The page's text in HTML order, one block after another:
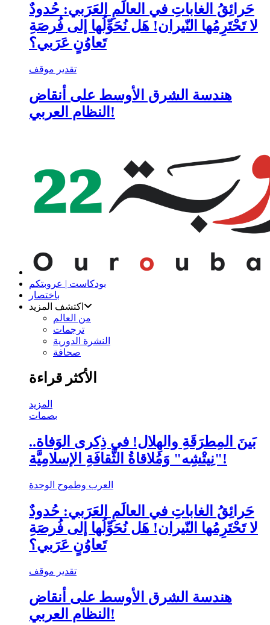
حَرائِقُ الغاباتِ في العالَمِ العَرَبي: حُدودٌ
لا تَحْتَرِمُها النّيران! هَل نُحَوِّلُها إلى فُرصَةِ
تَعاوُنٍ عَرَبي؟
تقدير موقف
هندسة الشرق الأوسط على أنقاض
النظام العربي!
بودكاست | عروبتكم
باختصار
اكتشف المزيد
من العالم
ترجمات
النشرة الدورية
صحافة
الأكثر قراءة
المزيد
بصمات
بَينَ المِطرَقَةِ والهِلال! في ذِكرى الوَفاة..
"نِيتْشِه" وَمُلاقاةُ الثَّقافَةِ الإسلامِيَّة!
العرب وطموح الوحدة
حَرائِقُ الغاباتِ في العالَمِ العَرَبي: حُدودٌ
لا تَحْتَرِمُها النّيران! هَل نُحَوِّلُها إلى فُرصَةِ
تَعاوُنٍ عَرَبي؟
تقدير موقف
هندسة الشرق الأوسط على أنقاض
النظام العربي!